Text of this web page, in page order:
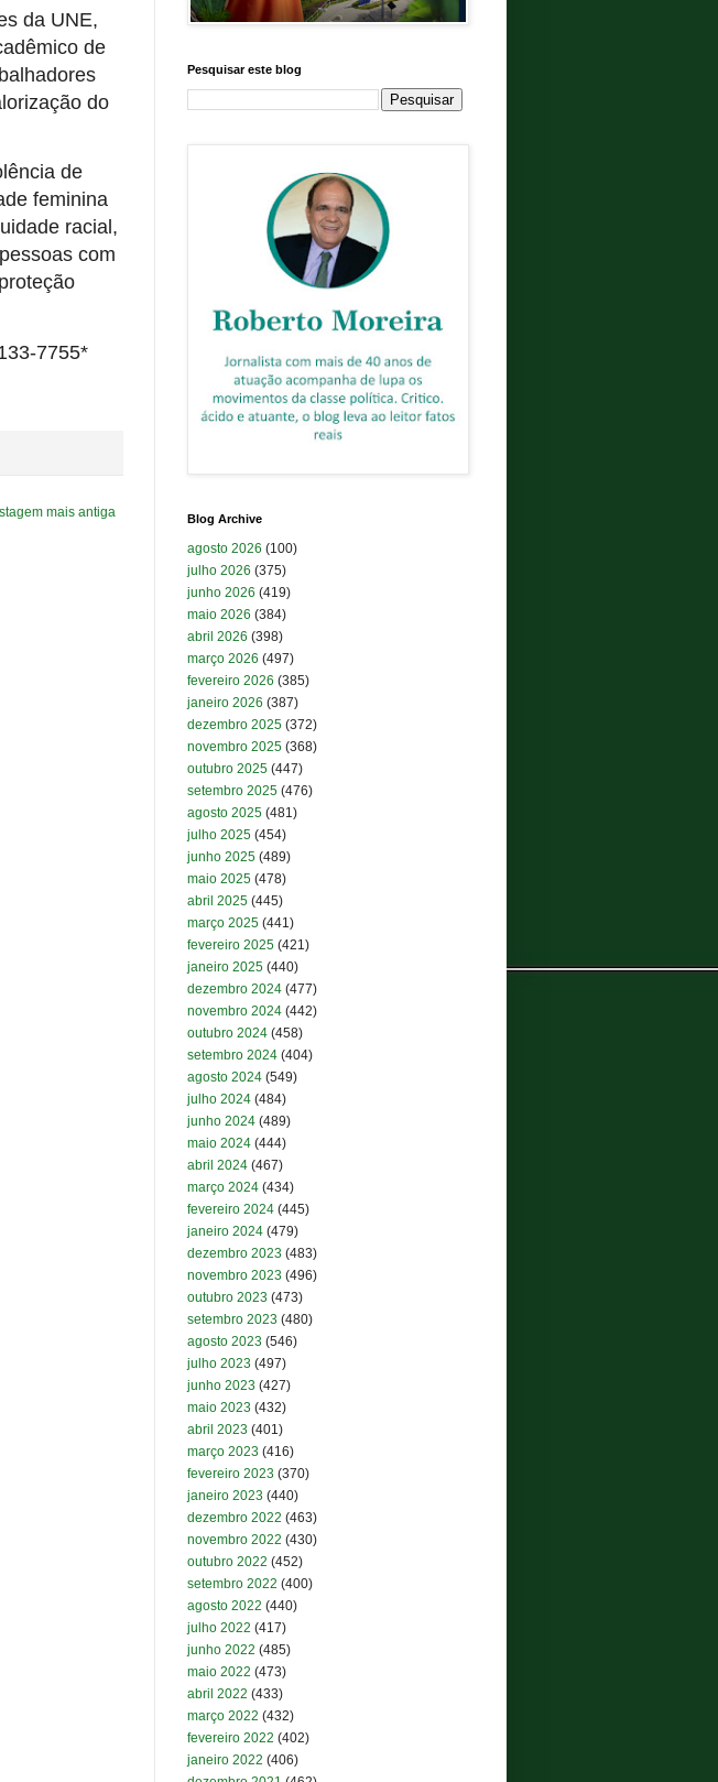
da UNE,
de
do
de
feminina
racial,
com
7755*
mais antiga
Pesquisar este blog
Blog Archive
agosto 2026 (100)
julho 2026 (375)
junho 2026 (419)
maio 2026 (384)
abril 2026 (398)
março 2026 (497)
fevereiro 2026 (385)
janeiro 2026 (387)
dezembro 2025 (372)
novembro 2025 (368)
outubro 2025 (447)
setembro 2025 (476)
agosto 2025 (481)
julho 2025 (454)
junho 2025 (489)
maio 2025 (478)
abril 2025 (445)
março 2025 (441)
fevereiro 2025 (421)
janeiro 2025 (440)
dezembro 2024 (477)
novembro 2024 (442)
outubro 2024 (458)
setembro 2024 (404)
agosto 2024 (549)
julho 2024 (484)
junho 2024 (489)
maio 2024 (444)
abril 2024 (467)
março 2024 (434)
fevereiro 2024 (445)
janeiro 2024 (479)
dezembro 2023 (483)
novembro 2023 (496)
outubro 2023 (473)
setembro 2023 (480)
agosto 2023 (546)
julho 2023 (497)
junho 2023 (427)
maio 2023 (432)
abril 2023 (401)
março 2023 (416)
fevereiro 2023 (370)
janeiro 2023 (440)
dezembro 2022 (463)
novembro 2022 (430)
outubro 2022 (452)
setembro 2022 (400)
agosto 2022 (440)
julho 2022 (417)
junho 2022 (485)
maio 2022 (473)
abril 2022 (433)
março 2022 (432)
fevereiro 2022 (402)
janeiro 2022 (406)